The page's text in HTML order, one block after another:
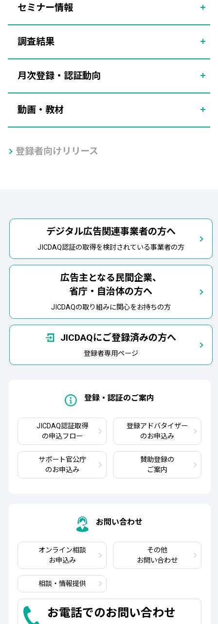
セミナー情報
調査結果
月次登録・認証動向
動画・教材
登録者向けリリース
デジタル広告関連事業者の方へ
JICDAQ認証の取得を検討されている事業者の方
広告主となる民間企業、
省庁・自治体の方へ
JICDAQの取り組みに関心をお持ちの方
JICDAQにご登録済みの方へ
登録者専用ページ
登録・認証のご案内
JICDAQ認証取得
の申込フロー
登録アドバタイザー
のお申込み
サポート官公庁
のお申込み
賛助登録の
ご案内
お問い合わせ
オンライン相談
お申込み
その他
お問い合わせ
相談・情報提供
お電話でのお問い合わせ